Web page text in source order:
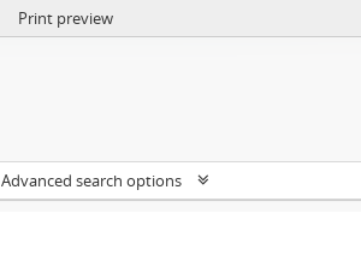
Print preview
Advanced search options